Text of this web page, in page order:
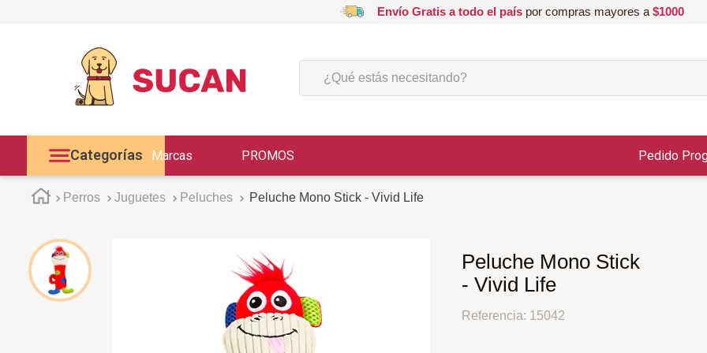
Envío Gratis a todo el paíspor compras mayores a $1000
¿Qué estás necesitando?
Categorías Marcas PROMOS Pedido
Perros Juguetes Peluches Peluche Mono Stick - Vivid Life
Peluche Mono Stick
- Vivid Life
Referencia: 15042